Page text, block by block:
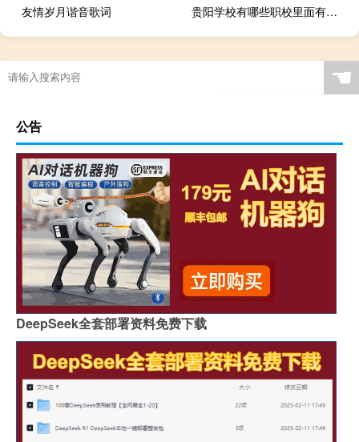
友情岁月谐音歌词
贵阳学校有哪些职校里面有护理专业
☚
公告
DeepSeek全套部署资料免费下载